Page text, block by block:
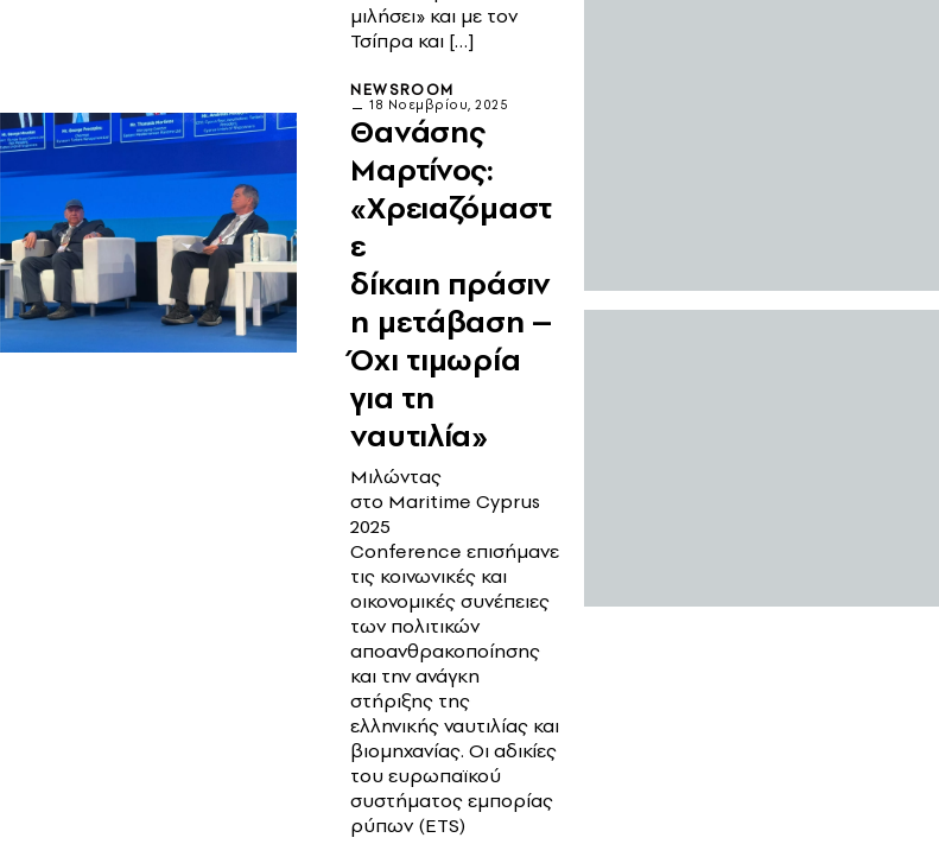
μιλήσει» και με τον
Τσίπρα και […]
NEWSROOM
18 Νοεμβρίου, 2025
Θανάσης
Μαρτίνος:
«Χρειαζόμαστ
ε
δίκαιη πράσιν
η μετάβαση –
Όχι τιμωρία
για τη
ναυτιλία»
Μιλώντας
στο Maritime Cyprus
2025
Conference επισήμανε
τις κοινωνικές και
οικονομικές συνέπειες
των πολιτικών
αποανθρακοποίησης
και την ανάγκη
στήριξης της
ελληνικής ναυτιλίας και
βιομηχανίας. Οι αδικίες
του ευρωπαϊκού
συστήματος εμπορίας
ρύπων (ETS)